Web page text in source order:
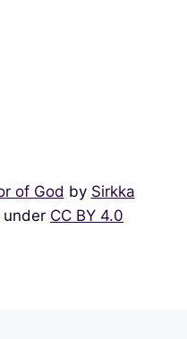
of God by Sirkka
under CC BY 4.0